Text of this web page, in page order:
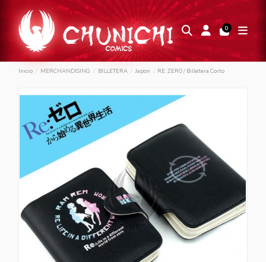
0
Inicio MERCHANDISING BILLETERA Japon RE: ZERO / Billetera Corto